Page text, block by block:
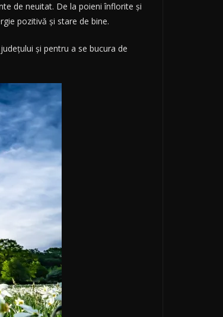
de neuitat. De la poieni înflorite și
pozitivă și stare de bine.
și pentru a se bucura de